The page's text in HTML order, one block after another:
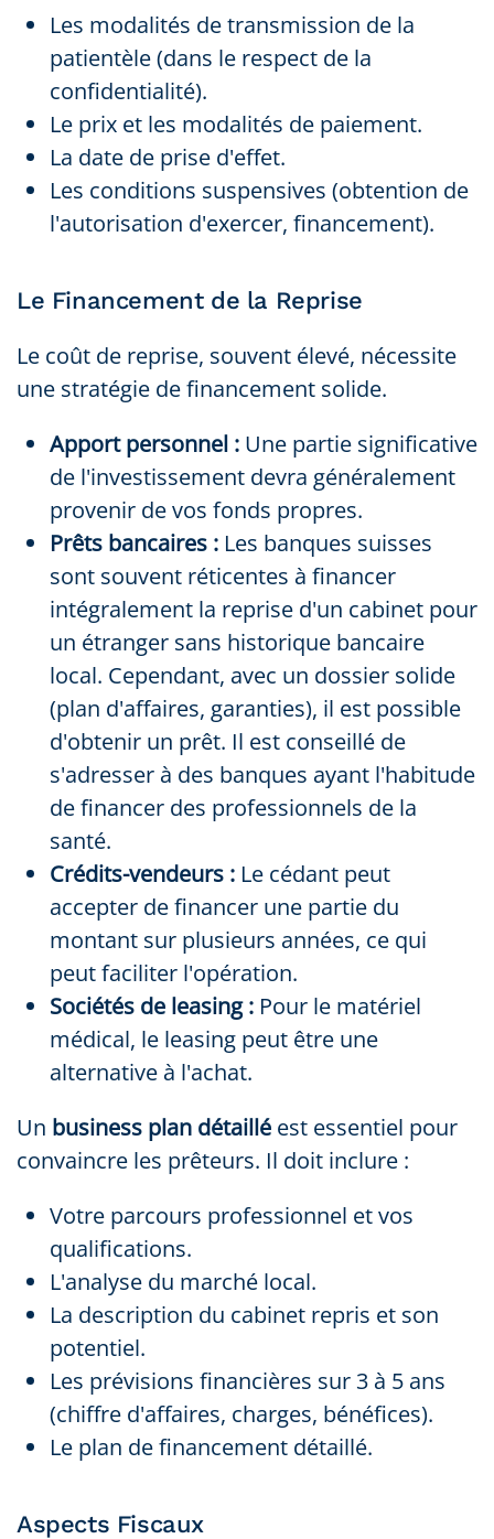
Les modalités de transmission de la
patientèle (dans le respect de la
confidentialité).
Le prix et les modalités de paiement.
La date de prise d'effet.
Les conditions suspensives (obtention de
l'autorisation d'exercer, financement).
Le Financement de la Reprise
Le coût de reprise, souvent élevé, nécessite
une stratégie de financement solide.
Apport personnel : Une partie significative
de l'investissement devra généralement
provenir de vos fonds propres.
Prêts bancaires : Les banques suisses
sont souvent réticentes à financer
intégralement la reprise d'un cabinet pour
un étranger sans historique bancaire
local. Cependant, avec un dossier solide
(plan d'affaires, garanties), il est possible
d'obtenir un prêt. Il est conseillé de
s'adresser à des banques ayant l'habitude
de financer des professionnels de la
santé.
Crédits-vendeurs : Le cédant peut
accepter de financer une partie du
montant sur plusieurs années, ce qui
peut faciliter l'opération.
Sociétés de leasing : Pour le matériel
médical, le leasing peut être une
alternative à l'achat.
Un business plan détaillé est essentiel pour
convaincre les prêteurs. Il doit inclure :
Votre parcours professionnel et vos
qualifications.
L'analyse du marché local.
La description du cabinet repris et son
potentiel.
Les prévisions financières sur 3 à 5 ans
(chiffre d'affaires, charges, bénéfices).
Le plan de financement détaillé.
Aspects Fiscaux